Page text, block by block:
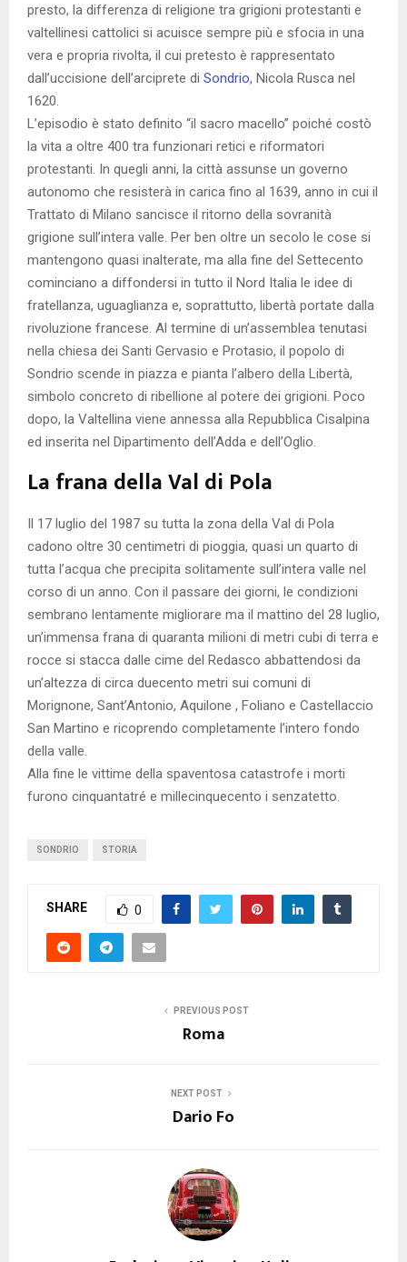
presto, la differenza di religione tra grigioni protestanti e
valtellinesi cattolici si acuisce sempre più e sfocia in una
vera e propria rivolta, il cui pretesto è rappresentato
dall’uccisione dell’arciprete di Sondrio, Nicola Rusca nel
1620.
L’episodio è stato definito “il sacro macello” poiché costò
la vita a oltre 400 tra funzionari retici e riformatori
protestanti. In quegli anni, la città assunse un governo
autonomo che resisterà in carica fino al 1639, anno in cui il
Trattato di Milano sancisce il ritorno della sovranità
grigione sull’intera valle. Per ben oltre un secolo le cose si
mantengono quasi inalterate, ma alla fine del Settecento
cominciano a diffondersi in tutto il Nord Italia le idee di
fratellanza, uguaglianza e, soprattutto, libertà portate dalla
rivoluzione francese. Al termine di un’assemblea tenutasi
nella chiesa dei Santi Gervasio e Protasio, il popolo di
Sondrio scende in piazza e pianta l’albero della Libertà,
simbolo concreto di ribellione al potere dei grigioni. Poco
dopo, la Valtellina viene annessa alla Repubblica Cisalpina
ed inserita nel Dipartimento dell’Adda e dell’Oglio.
La frana della Val di Pola
Il 17 luglio del 1987 su tutta la zona della Val di Pola
cadono oltre 30 centimetri di pioggia, quasi un quarto di
tutta l’acqua che precipita solitamente sull’intera valle nel
corso di un anno. Con il passare dei giorni, le condizioni
sembrano lentamente migliorare ma il mattino del 28 luglio,
un’immensa frana di quaranta milioni di metri cubi di terra e
rocce si stacca dalle cime del Redasco abbattendosi da
un’altezza di circa duecento metri sui comuni di
Morignone, Sant’Antonio, Aquilone , Foliano e Castellaccio
San Martino e ricoprendo completamente l’intero fondo
della valle.
Alla fine le vittime della spaventosa catastrofe i morti
furono cinquantatré e millecinquecento i senzatetto.
SONDRIO STORIA
SHARE 0
PREVIOUS POST
Roma
NEXT POST
Dario Fo